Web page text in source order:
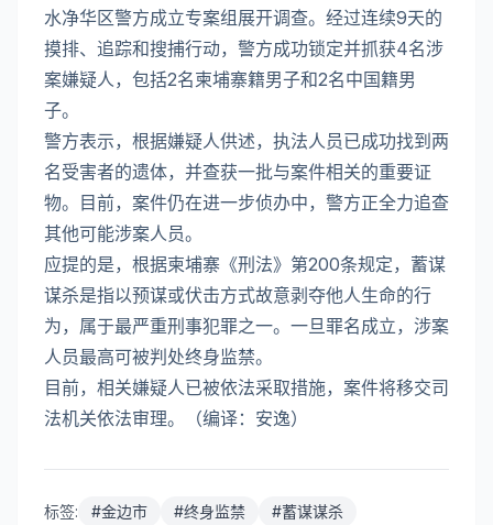
水净华区警方成立专案组展开调查。经过连续9天的
摸排、追踪和搜捕行动，警方成功锁定并抓获4名涉
案嫌疑人，包括2名柬埔寨籍男子和2名中国籍男
子。
警方表示，根据嫌疑人供述，执法人员已成功找到两
名受害者的遗体，并查获一批与案件相关的重要证
物。目前，案件仍在进一步侦办中，警方正全力追查
其他可能涉案人员。
应提的是，根据柬埔寨《刑法》第200条规定，蓄谋
谋杀是指以预谋或伏击方式故意剥夺他人生命的行
为，属于最严重刑事犯罪之一。一旦罪名成立，涉案
人员最高可被判处终身监禁。
目前，相关嫌疑人已被依法采取措施，案件将移交司
法机关依法审理。（编译：安逸）
标签: #金边市 #终身监禁 #蓄谋谋杀